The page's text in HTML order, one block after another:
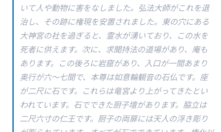
いて人や動物に害をなしました。弘法大師がこれを退
治し、その跡に権現を安置されました。東の穴にある
大神宮の社を過ぎると、霊水が湧いており、この水を
死者に供えます。次に、求聞持法の道場があり、庵も
あります。この後ろに岩窟があり、入口が一間あまり
奥行が六～七間で、本尊は如意輪観音の石仏です。座
が二尺に石です。これらは竜宮より上がってきたとい
われています。石でできた厨子壇があります。脇立は
二尺六寸の仁王です。厨子の両扉には天人の浮き彫り